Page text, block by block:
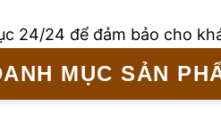
24/24 để đảm bảo cho
MỤC SẢN